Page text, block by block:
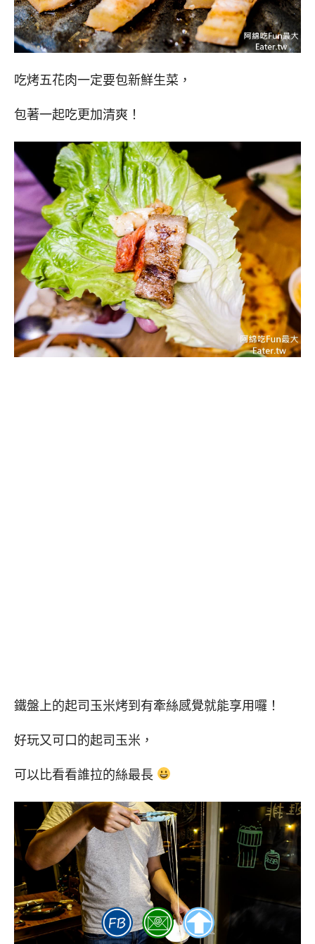
吃烤五花肉一定要包新鮮生菜，
包著一起吃更加清爽！
鐵盤上的起司玉米烤到有牽絲感覺就能享用囉！
好玩又可口的起司玉米，
可以比看看誰拉的絲最長